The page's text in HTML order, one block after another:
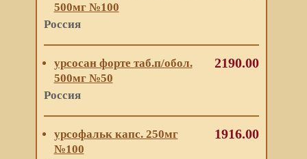
500мг №100
Россия
урсосан форте таб.п/обол.
500мг №50
Россия
2190.00
урсофальк капс. 250мг
№100
1916.00